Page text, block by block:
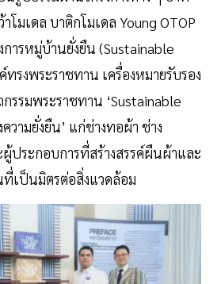
โมเดล บาติกโมเดล Young OTOP
ารหมู่บ้านยั่งยืน (Sustainable
รงพระราชทาน เครื่องหมายรับรอง
รมพระราชทาน ‘Sustainable
ามยั่งยืน’ แก่ช่างทอผ้า ช่าง
ประกอบการที่สร้างสรรค์ผืนผ้าและ
เป็นมิตรต่อสิ่งแวดล้อม